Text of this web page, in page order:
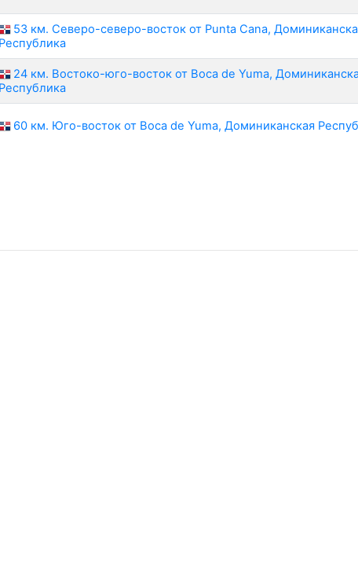
53 км. Северо-северо-восток от Punta Cana,
Республика
24 км. Востоко-юго-восток от Boca de Yuma,
Республика
60 км. Юго-восток от Boca de Yuma, Доминиканская